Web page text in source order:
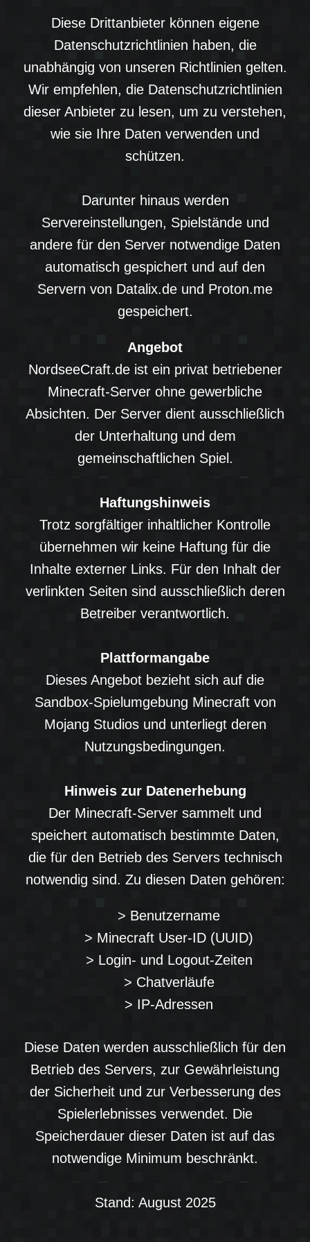
Diese Drittanbieter können eigene
Datenschutzrichtlinien haben, die
unabhängig von unseren Richtlinien gelten.
Wir empfehlen, die Datenschutzrichtlinien
dieser Anbieter zu lesen, um zu verstehen,
wie sie Ihre Daten verwenden und
schützen.
Darunter hinaus werden
Servereinstellungen, Spielstände und
andere für den Server notwendige Daten
automatisch gespichert und auf den
Servern von Datalix.de und Proton.me
gespeichert.
Angebot
NordseeCraft.de ist ein privat betriebener
Minecraft-Server ohne gewerbliche
Absichten. Der Server dient ausschließlich
der Unterhaltung und dem
gemeinschaftlichen Spiel.
Haftungshinweis
Trotz sorgfältiger inhaltlicher Kontrolle
übernehmen wir keine Haftung für die
Inhalte externer Links. Für den Inhalt der
verlinkten Seiten sind ausschließlich deren
Betreiber verantwortlich.
Plattformangabe
Dieses Angebot bezieht sich auf die
Sandbox-Spielumgebung Minecraft von
Mojang Studios und unterliegt deren
Nutzungsbedingungen.
Hinweis zur Datenerhebung
Der Minecraft-Server sammelt und
speichert automatisch bestimmte Daten,
die für den Betrieb des Servers technisch
notwendig sind. Zu diesen Daten gehören:
> Benutzername
> Minecraft User-ID (UUID)
> Login- und Logout-Zeiten
> Chatverläufe
> IP-Adressen
Diese Daten werden ausschließlich für den
Betrieb des Servers, zur Gewährleistung
der Sicherheit und zur Verbesserung des
Spielerlebnisses verwendet. Die
Speicherdauer dieser Daten ist auf das
notwendige Minimum beschränkt.
Stand: August 2025